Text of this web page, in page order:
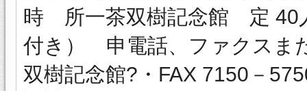
時 所一茶双樹記念館 定 40
付き） 申電話、ファクスま
双樹記念館?・FAX 7150－